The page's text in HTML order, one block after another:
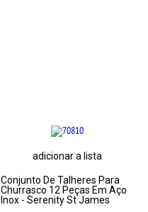
adicionar a lista
Conjunto De Talheres Para
Churrasco 12 Peças Em Aço
Inox - Serenity St James